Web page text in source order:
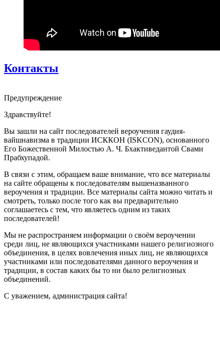
Контакты
Предупреждение
Здравствуйте!
Вы зашли на сайт последователей вероучения гаудия-
вайшнавизма в традиции ИСККОН (ISKCON), основанного
Его Божественной Милостью А. Ч. Бхактиведантой Свами
Прабхупадой.
В связи с этим, обращаем ваше внимание, что все материалы
на сайте обращены к последователям вышеназванного
вероучения и традиции. Все материалы сайта можно читать и
смотреть, только после того как вы предварительно
соглашаетесь с тем, что являетесь одним из таких
последователей!
Мы не распространяем информации о своём вероучении
среди лиц, не являющихся участниками нашего религиозного
объединения, в целях вовлечения иных лиц, не являющихся
участниками или последователями данного вероучения и
традиции, в состав каких бы то ни было религиозных
объединений.
С уважением, администрация сайта!